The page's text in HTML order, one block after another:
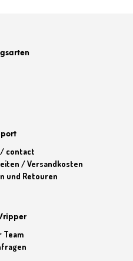
contact
/ Versandkosten
und Retouren
Team